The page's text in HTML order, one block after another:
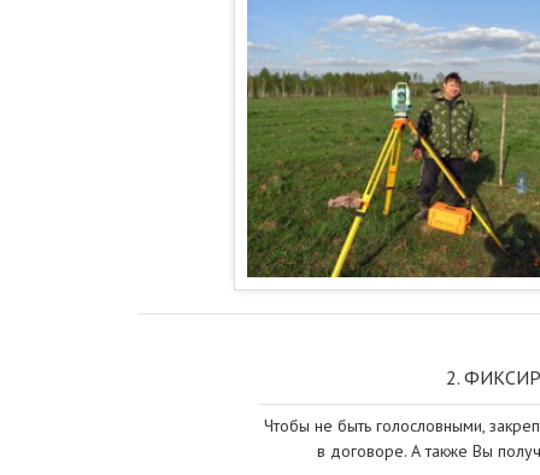
2.
Чтобы не быть голословными,
в договоре. А также Вы